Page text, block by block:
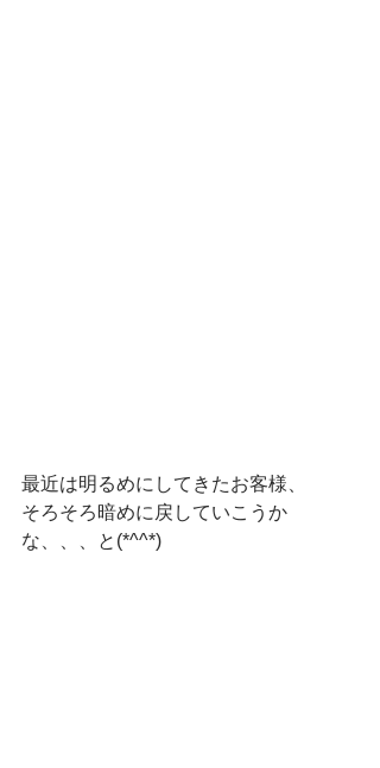
最近は明るめにしてきたお客様、
そろそろ暗めに戻していこうか
な、、、と(*^^*)